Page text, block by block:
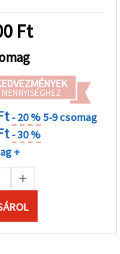
Ft
MENNYISÉGHEZ
- 20 %5-9 csomag
- 30 %
+